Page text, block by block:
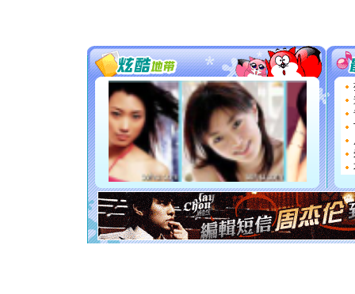
能正大光
都要快乐
[圣诞节]
如意,快
[元旦]
看
断电。
你是我
[元旦]
如
起；二
离。水
[元旦]
泣，这痛
卖了。水
[春节]风
颜！冬去